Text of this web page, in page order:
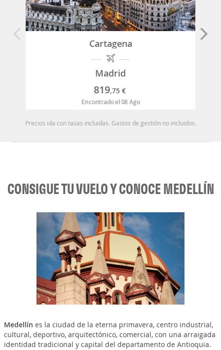
Cartagena
Madrid
819,75 €
Encontrado el 08 Ago
Precios ida con tasas incluidas. Gastos de gestión no incluidos.
CONSIGUE TU VUELO Y CONOCE MEDELLÍN
Medellín es la ciudad de la eterna primavera, centro industrial,
cultural, deportivo, arquitectónico, comercial, con una arraigada
identidad tradicional y capital del departamento de Antioquia.